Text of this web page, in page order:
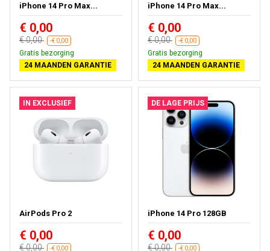
iPhone 14 Pro Max...
€ 0,00
€ 0,00 -€ 0,00
Gratis bezorging
24 MAANDEN GARANTIE
iPhone 14 Pro Max...
€ 0,00
€ 0,00 -€ 0,00
Gratis bezorging
24 MAANDEN GARANTIE
IN EXCLUSIEF
AirPods Pro 2
€ 0,00
€ 0,00 -€ 0,00
DE LAGE PRIJS
iPhone 14 Pro 128GB
€ 0,00
€ 0,00 -€ 0,00